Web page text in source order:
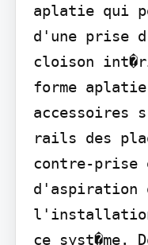
aplatie qui
d'une prise
cloison
forme
accessoires
rails des
contre-
d'aspiration
ce syst�me.